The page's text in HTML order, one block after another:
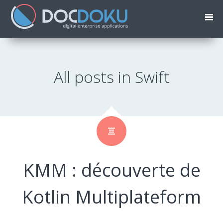
All posts in Swift
KMM : découverte de
Kotlin Multiplateform